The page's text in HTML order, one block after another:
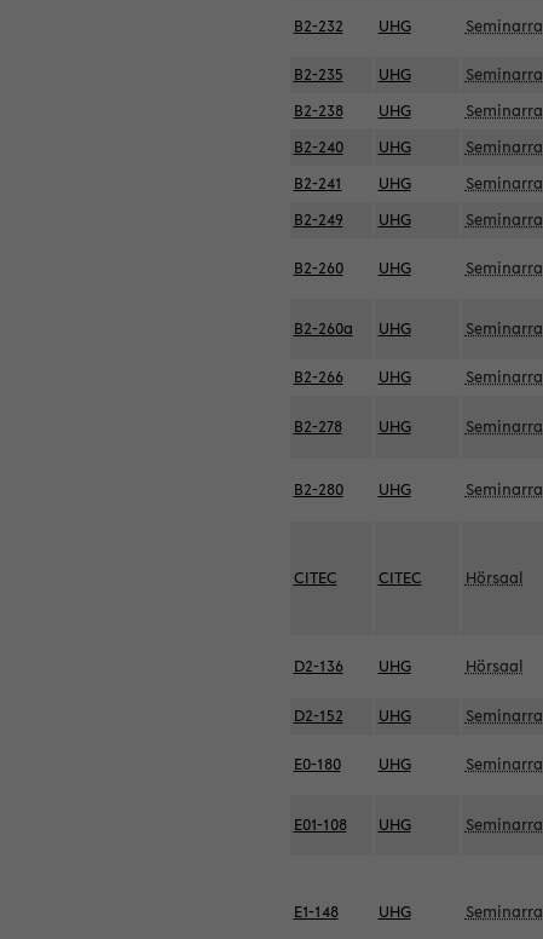
B2-232 UHG
B2-235 UHG
B2-238
UHG
B2-240
UHG
B2-241
UHG
B2-249
UHG
B2-260 UHG
B2-260a UHG
B2-266 UHG
B2-278 UHG
B2-280 UHG
CITEC CITEC Hörsaal
D2-136 UHG Hörsaal
D2-152 UHG
E0-180 UHG
E01-108 UHG
E1-148 UHG